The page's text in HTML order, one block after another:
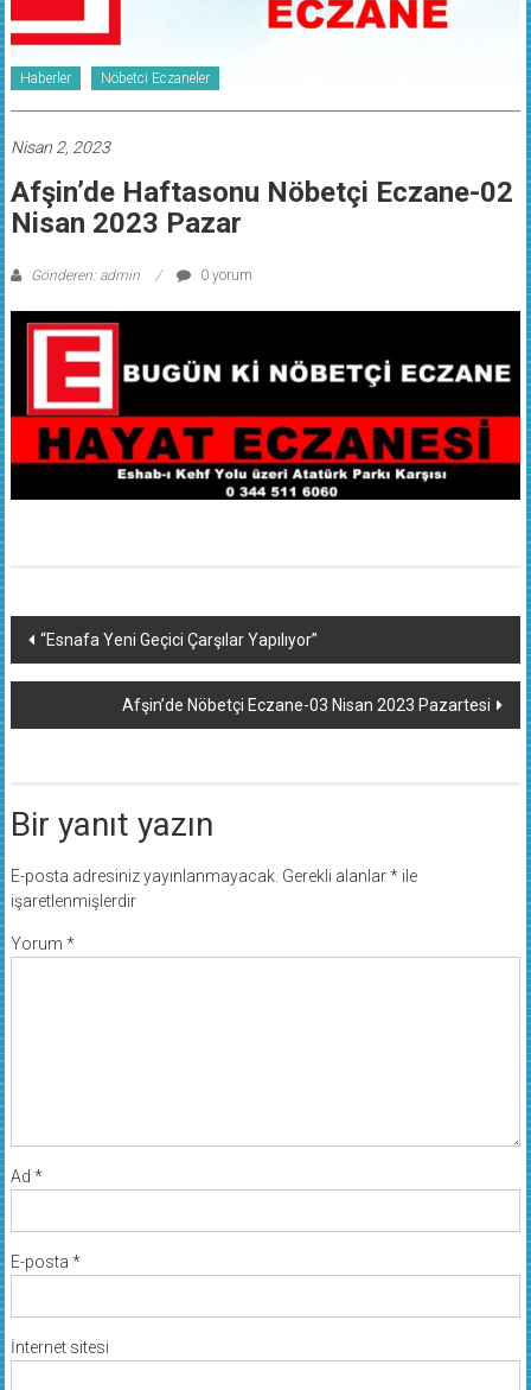
Haberler Nöbetci Eczaneler
Nisan 2, 2023
Afşin’de Haftasonu Nöbetçi Eczane-02
Nisan 2023 Pazar
Gönderen: admin 0 yorum
Yazı
dolaşımı
“Esnafa Yeni Geçici Çarşılar Yapılıyor”
Afşin’de Nöbetçi Eczane-03 Nisan 2023 Pazartesi
Bir yanıt yazın
E-posta adresiniz yayınlanmayacak. Gerekli alanlar*ile
işaretlenmişlerdir
Yorum *
Ad *
E-posta *
İnternet sitesi